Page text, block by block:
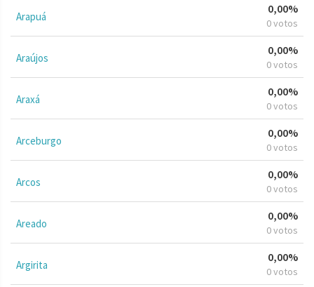
Arapuá
0,00%
0 votos
Araújos
0,00%
0 votos
Araxá
0,00%
0 votos
Arceburgo
0,00%
0 votos
Arcos
0,00%
0 votos
Areado
0,00%
0 votos
Argirita
0,00%
0 votos